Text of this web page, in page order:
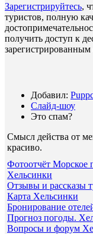
Зарегистрируйтесь,
туристов, полную
получить доступ к
зарегистрированным
Добавил:
Слайд-шоу
Это спам?
Смысл действа от
красиво.
Фотоотчёт Морское
Хельсинки
Отзывы и рассказы
Карта Хельсинки
Бронирование
Прогноз погоды.
Вопросы и форум